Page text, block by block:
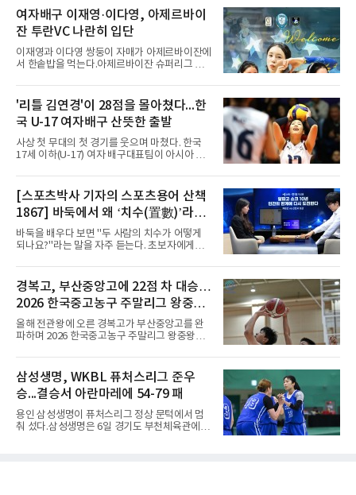
표팀 훈련에도 소집됐다.김슬기는 입단하게 돼
기쁘고 영광이라며 프로 무대에서도 성장해 팀
에 꼭 필요한 선수가 되겠다고 각오를 밝혔다.
여자배구 이재영·이다영, 아제르바이
잔 투란VC 나란히 입단
이재영과 이다영 쌍둥이 자매가 아제르바이잔에
서 한솥밥을 먹는다.아제르바이잔 슈퍼리그 투
일 이다영과도 계약했다고 발표했다. 구단은 이
다영이 2026-2027시즌 투란 소속으로 활약할
예정이라고 전했다.두 선수가 국내를 떠난 것은
2021년이다. V리그 흥국생명 소속이던 당시 중
학교 시절 학교 폭력을 행사했다는 폭로가 나오
면서 한국 배구계를 등졌다.이재영의 해외 여정
은 순탄치 않았다. 2021년 말 그리스 PAOK 테
리그 빅토리아 히메지에 합류했다가 지난 5월
팀을 떠났다.이다영은 더 많은 무대를
'리틀 김연경'이 28점을 몰아쳤다...한
국 U-17 여자배구 산뜻한 출발
사상 첫 무대의 첫 경기를 웃으며 마쳤다. 한국
17세 이하(U-17) 여자 배구대표팀이 아시아 챔
전을 승리로 장식했다.이승여 감독이 이끄는 한
국은 7일(한국시간) 칠레 로스 안데스의 리세오
믹스토 체육관에서 열린 2026 국제배구연맹
(FIVB) U-17 여자 세계선수권대회 조별리그 D조
1차전에서 푸에르토리코를 3-1(25-10 25-23
19-25 26-24)로 이겼다.승리의 중심에는 '리틀
김연경'으로 불리는 아웃사이드 히터 손서연(선
다. 장수인이 11점, 최민주가 8점, 어민서가 7점
으로 힘을 보탰다.승점 3을 챙긴 한
[스포츠박사 기자의 스포츠용어 산책
1867] 바둑에서 왜 ‘치수(置數)’라고
말할까
바둑을 배우다 보면 "두 사람의 치수가 어떻게
되나요?"라는 말을 자주 듣는다. 초보자에게는
'둘 치(置)'와 '셀 수(數)'를 쓴다. '돌을 놓는 수'라
는 의미이다. 두 사람이 대등하게 승부할 수 있도
록 약한 쪽에게 미리 흑돌을 놓아주는 개수를 가
리킨다. 오늘날의 접바둑에서 말하는 '두 점', '세
점'이 바로 치수다. (본 코너 1844회 ‘왜 '접바
둑'이라 말할까’ 참조)일본어에서도 같은 한자를
사용한다. 일본에서는 ‘置き石(오키이시, 놓는
우)’라는 용례도 문헌에서 확인된다. 다만 현대
일본
경복고, 부산중앙고에 22점 차 대승…
2026 한국중고농구 주말리그 왕중왕
전 첫 승 신고
올해 전관왕에 오른 경복고가 부산중앙고를 완
파하며 2026 한국중고농구 주말리그 왕중왕전
해남 우슬체육관에서 열린 대회 남고부 예선리
그 H조 1차전에서 부산중앙고를 98-76으로 제
압했다. 박지오가 26점, 김호원이 22점, 정우진
이 19점을 올리는 등 삼각편대의 고른 활약이 승
리를 이끌었다.경복고는 경기 초반부터 박지오
와 김호원의 내·외곽포가 고르게 터지며 주도권
을 잡았다. 전반을 40-34로 앞선 경복고는 후반
삼성생명, WKBL 퓨처스리그 준우
승...결승서 아란마레에 54-79 패
용인 삼성생명이 퓨처스리그 정상 문턱에서 멈
춰 섰다.삼성생명은 6일 경기도 부천체육관에서